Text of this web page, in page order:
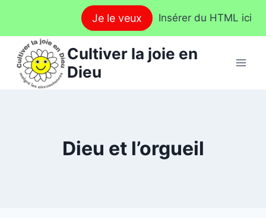
contenu
Je le veux Insérer du HTML ici
Cultiver la joie en
Dieu
Dieu et l’orgueil